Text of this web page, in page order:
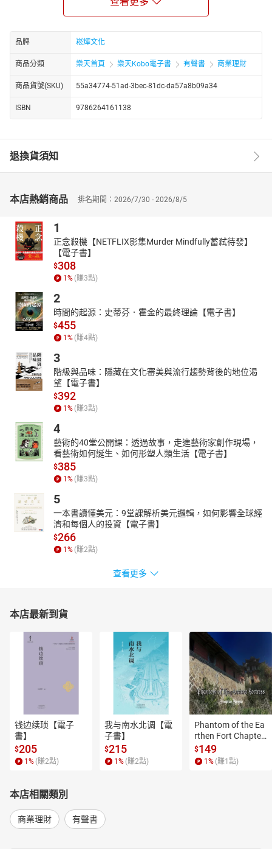
何影響我們的日常生活。比如孫悟空雖然有勇有謀，但是衝動又暴
戾，經常闖下大禍；豬八戒的隨性又熱情，可是總是控制不好原始
欲望，憑著本能做事；沙和尚忠誠不貳，一路上任勞任怨，但是沒
有自己主張，而且不辨是非；唐僧慈悲為懷，但也有意志動搖的時
理解自己，並學會如何善待自己、管理自己的情緒和行為，從而達
到內心的平靜與安定。
▎堅持與團隊精神的力量
在《西遊記》的取經之旅中，團隊精神和堅持不懈是取得成功
強調，成長並不是消滅問題，而是學會與問題共存，並從中獲得力
量。讀者將受到啟發，學會在生活中如何面對挑戰，堅持自己的目
標，同時也能理解團隊合作的價值，從而在團隊中找到自己的位置
和意義。
本書是一部充滿智慧和啟迪的書籍，帶領讀者踏上一段心靈的
成長之旅。透過《西遊記》中角色的故事和心理解析，作者引導讀
者反思自己的心理狀態，尋找內心的平靜，幫助讀者在現實生活中
找到自我，實現真正的成長與改變。無論你是面臨生活困惑，還是
渴望扭轉現狀的讀者，都能從中找到啟示，蛻變成更完善的自我。
〔本書特色〕
本書透過《西遊記》中的角色及其故事，揭示心理學的深刻道理。
書中詳細探討了情緒管理、欲望控制、意志力及團隊合作等主題，
並強調如何在現實生活中堅定信念，克服困難。旨在引導讀者反思
自己的心理狀態，尋找內心的平靜與力量，從而實現真正的自我成
品牌 崧燁文化
商品分類 樂天首頁 樂天Kobo電子書 有聲書 商業理財
商品貨號(SKU) 55a34774-51ad-3bec-81dc-da57a8b09a34
ISBN 9786264161138
退換貨須知
本店熱銷商品 排名期間：2026/7/30 - 2026/8/5
1
正念殺機【NETFLIX影集Murder Mindfully蓄弒待發】
【電子書】
$308
1 % (賺3點)
2
時間的起源：史蒂芬．霍金的最終理論【電子書】
$455
1 % (賺4點)
3
階級與品味：隱藏在文化審美與流行趨勢背後的地位渴
望【電子書】
$392
1 % (賺3點)
4
藝術的40堂公開課：透過故事，走進藝術家創作現場，
看藝術如何誕生、如何形塑人類生活【電子書】
$385
1 % (賺3點)
5
一本書讀懂美元：9堂課解析美元邏輯，如何影響全球經
濟和每個人的投資【電子書】
$266
1 % (賺2點)
查看更多
本店最新到貨
钱边续琐【電子
書】
$205
1 % (賺2點)
我与南水北调【電
子書】
$215
1 % (賺2點)
Phantom of the Ea
rthen Fort Chapter
4【有聲書】
$149
1 % (賺1 點)
本店相關類別
商業理財 有聲書